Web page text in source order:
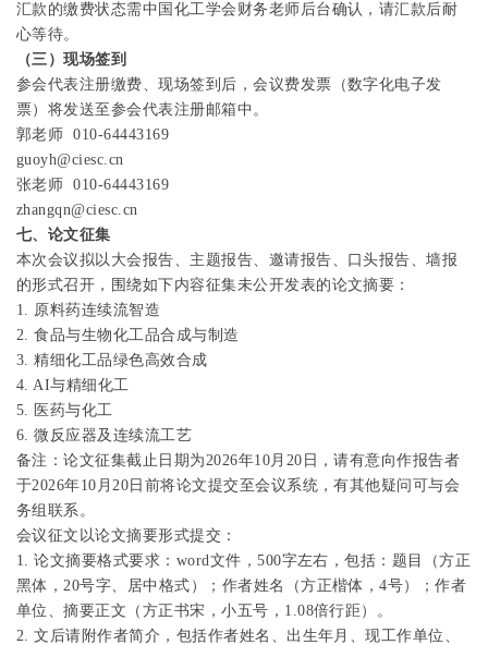
汇款的缴费状态需中国化工学会财务老师后台确认，请汇款后耐
心等待。
（三）现场签到
参会代表注册缴费、现场签到后，会议费发票（数字化电子发
票）将发送至参会代表注册邮箱中。
郭老师010-64443169
guoyh@ciesc.cn
张老师010-64443169
zhangqn@ciesc.cn
七、论文征集
本次会议拟以大会报告、主题报告、邀请报告、口头报告、墙报
的形式召开，围绕如下内容征集未公开发表的论文摘要：
1. 原料药连续流智造
2.食品与生物化工品合成与制造
3.精细化工品绿色高效合成
4. AI与精细化工
5. 医药与化工
6.微反应器及连续流工艺
备注：论文征集截止日期为2026年10月 20 日，请有意向作报告者
于2026年10 月20 日前将论文提交至会议系统，有其他疑问可与会
务组联系。
会议征文以论文摘要形式提交：
1.论文摘要格式要求： word文件，500字左右，包括：题目（方正
黑体，20号字、居中格式）；作者姓名（方正楷体，4号）；作者
单位、摘要正文（方正书宋，小五号， 1.08倍行距）。
2.文后请附作者简介，包括作者姓名、出生年月、现工作单位、